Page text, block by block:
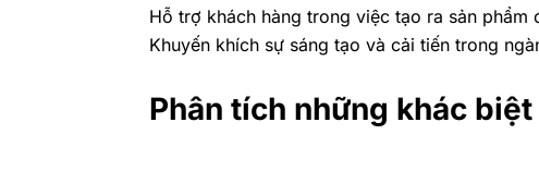
Hỗ trợ khách hàng trong việc tạo ra sản phẩm
Khuyến khích sự sáng tạo và cải tiến trong
Phân tích những khác biệt